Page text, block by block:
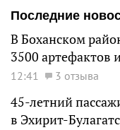
Последние
В Боханском
3500 артефактов
12:41 3 отзыва
45-летний
в Эхирит-